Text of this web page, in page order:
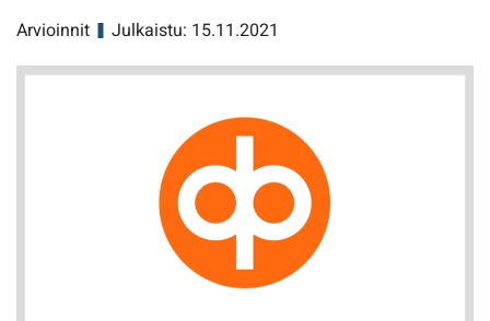
Arvioinnit Julkaistu: 15.11.2021